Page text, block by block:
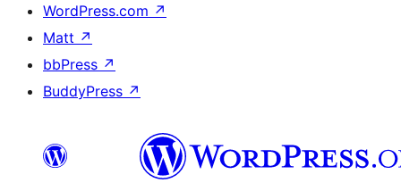
WordPress.com ↗
Matt ↗
bbPress ↗
BuddyPress ↗